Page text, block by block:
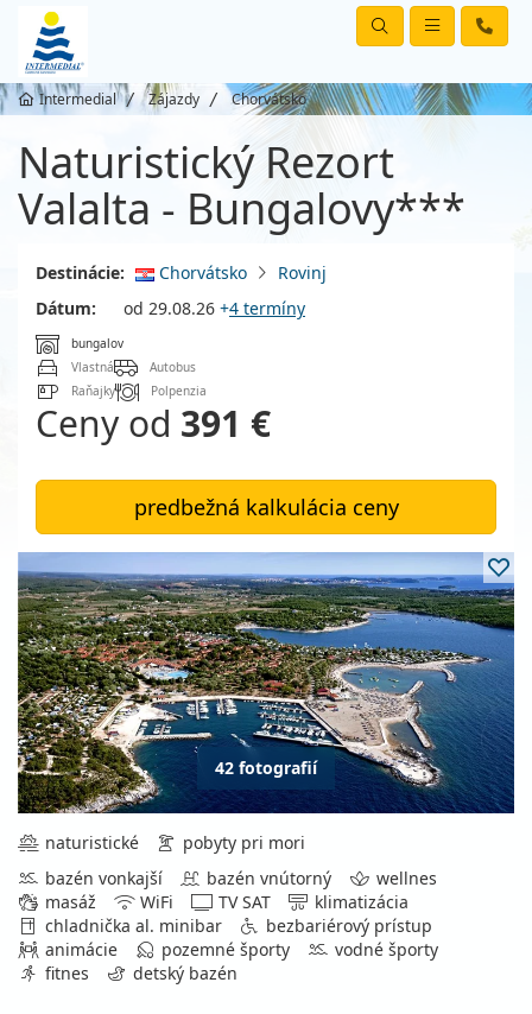
Intermedial Zájazdy Chorvátsko
Naturistický Rezort
Valalta - Bungalovy***
Destinácie: Chorvátsko
Rovinj
Dátum:
od 29.08.26 +4 termíny
bungalov
Vlastná
Autobus
Raňajky
Polpenzia
Ceny od 391 €
predbežná kalkulácia ceny
42 fotografií
naturistické
pobyty pri mori
bazén vonkajší
bazén vnútorný
wellnes
masáž
WiFi TV SAT
klimatizácia
chladnička al. minibar
bezbariérový prístup
animácie
pozemné športy
vodné športy
fitnes
detský bazén